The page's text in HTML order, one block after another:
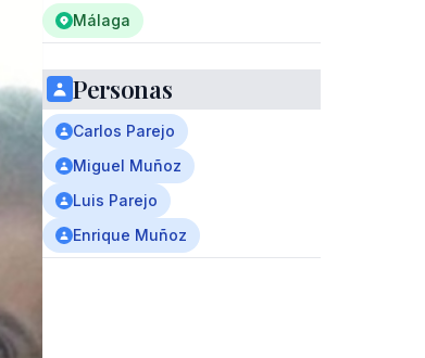
Málaga
Personas
Carlos Parejo
Miguel Muñoz
Luis Parejo
Enrique Muñoz